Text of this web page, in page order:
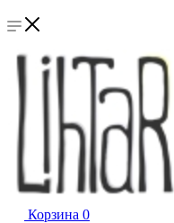
Корзина 0